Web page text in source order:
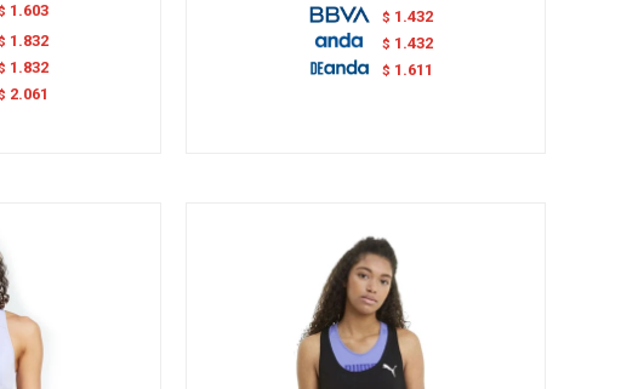
1.603
1.832
1.832
2.061
$ 1.432
$ 1.432
$ 1.611